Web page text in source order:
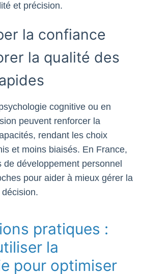
et précision.
la confiance
la qualité des
cognitive ou en
peuvent renforcer la
rendant les choix
et moins biaisés. En France,
de développement personnel
pour aider à mieux gérer la
pratiques :
la
pour optimiser